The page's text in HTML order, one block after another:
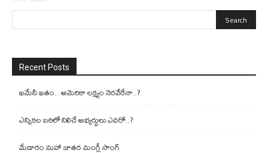
Recent Posts
ఖమేనీ ఖతం.. అమెరికా లక్ష్యం నెరవేరేనా..?
ఎన్నికల బరిలో నిలిచే అభ్యర్థులు ఎవరో..?
మేడారం మహా జాతర మంగ్లీ సాంగ్